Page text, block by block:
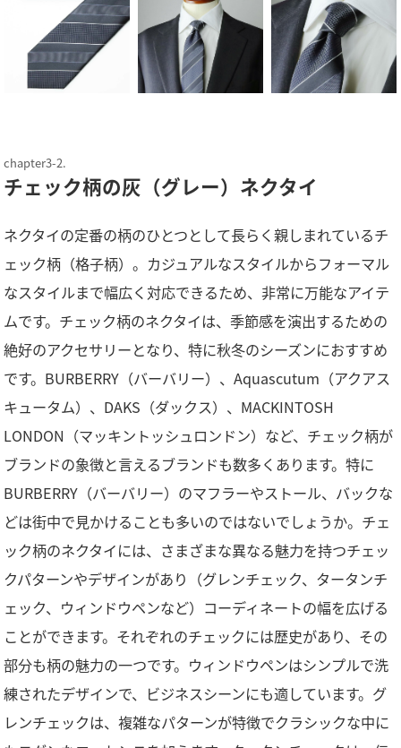
チェック柄の灰（グレー）ネクタイ
ネクタイの定番の柄のひとつとして長らく親しまれているチ
ェック柄（格子柄）。カジュアルなスタイルからフォーマル
なスタイルまで幅広く対応できるため、非常に万能なアイテ
ムです。チェック柄のネクタイは、季節感を演出するための
絶好のアクセサリーとなり、特に秋冬のシーズンにおすすめ
です。BURBERRY（バーバリー）、Aquascutum（アクアス
キュータム）、DAKS（ダックス）、MACKINTOSH
LONDON（マッキントッシュロンドン）など、チェック柄が
ブランドの象徴と言えるブランドも数多くあります。特に
BURBERRY（バーバリー）のマフラーやストール、バックな
どは街中で見かけることも多いのではないでしょうか。チェ
ック柄のネクタイには、さまざまな異なる魅力を持つチェッ
クパターンやデザインがあり（グレンチェック、タータンチ
ェック、ウィンドウペンなど）コーディネートの幅を広げる
ことができます。それぞれのチェックには歴史があり、その
部分も柄の魅力の一つです。ウィンドウペンはシンプルで洗
練されたデザインで、ビジネスシーンにも適しています。グ
レンチェックは、複雑なパターンが特徴でクラシックな中に